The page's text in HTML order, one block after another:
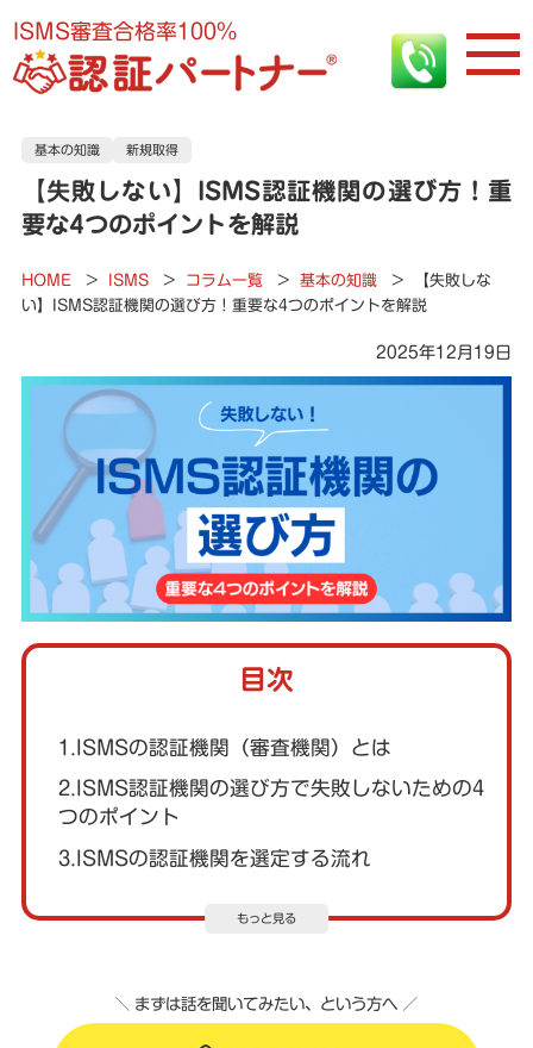
ISMS審査合格率100%
基本の知識 新規取得
【失敗しない】ISMS認証機関の選び方！重
要な4つのポイントを解説
HOME > ISMS > コラム一覧 > 基本の知識 >
【失敗しな
い】ISMS認証機関の選び方！重要な4つのポイントを解説
2025年12月19日
目次
もっと見る
1.ISMSの認証機関（審査機関）とは
2.ISMS認証機関の選び方で失敗しないための4
つのポイント
3.ISMSの認証機関を選定する流れ
＼ まずは話を聞いてみたい、という方へ ／